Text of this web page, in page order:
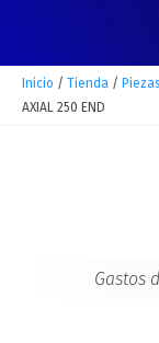
Inicio / Tienda /
AXIAL 250 END
Gastos
250
END